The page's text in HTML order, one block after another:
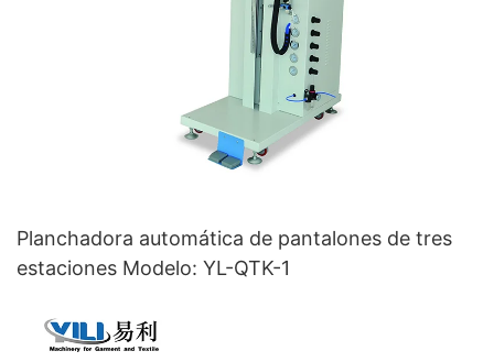
Planchadora automática de pantalones de tres
estaciones Modelo: YL-QTK-1